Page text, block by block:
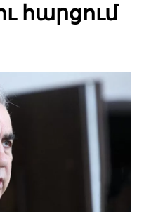
հարցում